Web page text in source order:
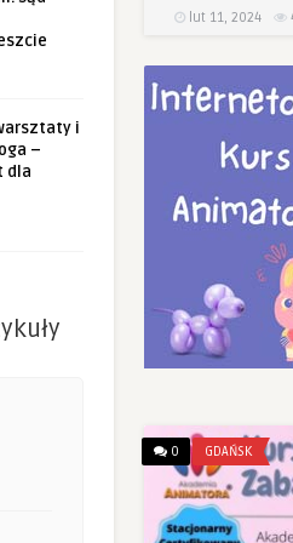
i
–
dla
lut 11, 2024
0 GDAŃSK